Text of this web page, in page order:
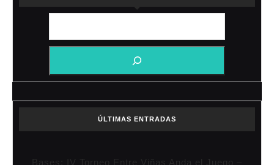
ÚLTIMAS ENTRADAS
Bases: IV Torneo Entre Viñas Anda el Juego –